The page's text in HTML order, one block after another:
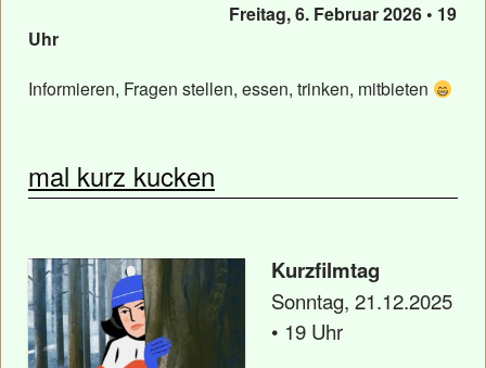
Freitag, 6. Februar 2026 • 19
Uhr
Informieren, Fragen stellen, essen, trinken, mitbieten
mal kurz kucken
Kurzfilmtag
Sonntag, 21.12.2025
• 19 Uhr